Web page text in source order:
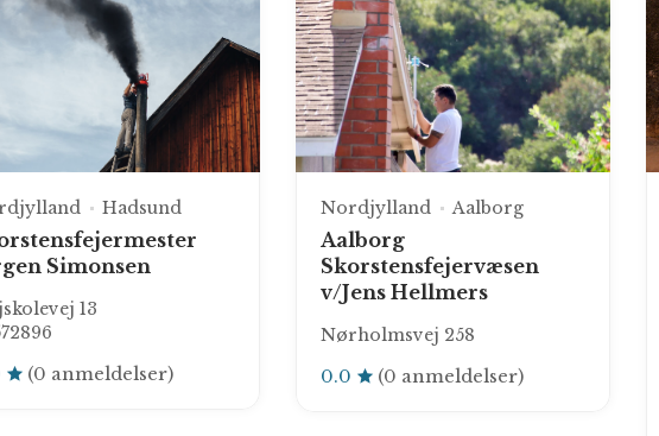
Hadsund
Simonsen
13
(0 anmeldelser)
Nordjylland Aalborg
Aalborg
Skorstensfejervæsen
v/Jens Hellmers
Nørholmsvej 258
0.0 (0 anmeldelser)